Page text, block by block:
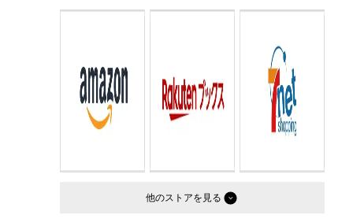
判型： 文庫判
他のストア